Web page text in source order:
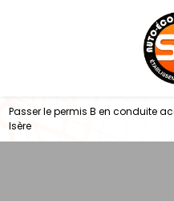
Passer le permis B en conduite
Isère
Panneau de gestion des